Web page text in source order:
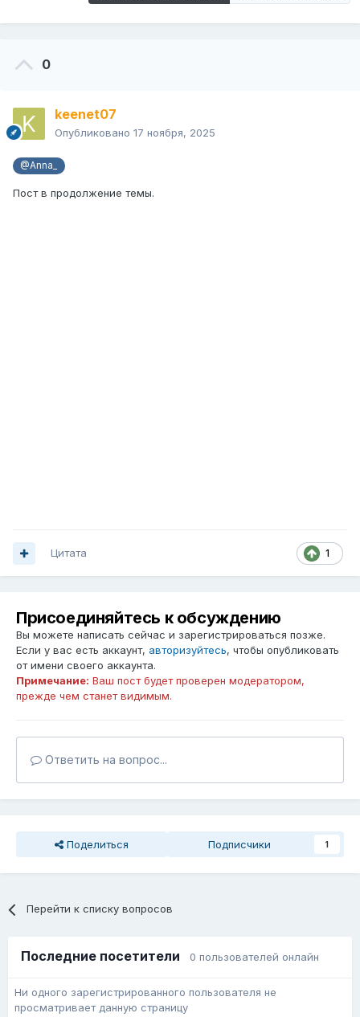
0
keenet07
Опубликовано 17 ноября, 2025
@Anna_
Пост в продолжение темы.
1
Цитата
Присоединяйтесь к обсуждению
Вы можете написать сейчас и зарегистрироваться позже.
Если у вас есть аккаунт, авторизуйтесь, чтобы опубликовать
от имени своего аккаунта.
Примечание: Ваш пост будет проверен модератором,
прежде чем станет видимым.
Ответить на вопрос...
Поделиться Подписчики 1
Перейти к списку вопросов
Последние посетители 0 пользователей онлайн
Ни одного зарегистрированного пользователя не
просматривает данную страницу